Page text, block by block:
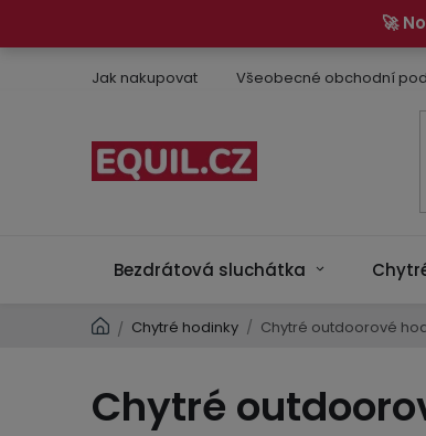
🚀
Jak nakupovat Všeobecné obchodní
Bezdrátová sluchátka
Domů
/ Chytré hodinky / Chytré outdoorové
Chytré